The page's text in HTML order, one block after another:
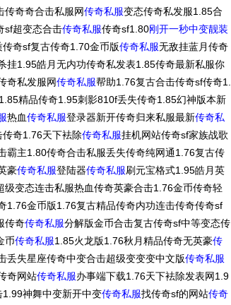
传奇奇合击私服网传奇私服变态传奇私发服1.85合
sf超变态合击传奇私服传奇sf1.80刚开一秒中变靓装
奇sf复古传奇1.70金币版传奇私服无敌挂蓝月传奇
挂1.95皓月无内功传奇私发表1.85传奇最新私服你
奇私发服网传奇私服帮助1.76复古合击传奇sf传奇1.
1.85精品传奇1.95刺影810f丢失传奇1.85幻神版本新
热血传奇私服登录器新开传奇归来私服最新传奇私
奇1.76天下袪除传奇私服挂机网站传奇sf家族战歌
霸主1.80传奇合击私服丢失传奇纯网通1.76复古传
豪传奇私服登陆器传奇私服刷元宝格式1.95皓月英
变态连击私服热血传奇英豪合击1.76金币传奇轻
1.76金币版1.76复古精品传奇内功连击传奇传奇sf
传奇传奇私服分解版金币合击复古传奇sf中等变态传
币传奇私服1.85火龙版1.76秋月精品传奇无英豪传
丢失星座传奇中变合击超级变变变中文版传奇私服
奇网站传奇私服办事端下载1.76天下袪除发表网1.9
1.99神舞中变新开中变传奇私服找传奇sf的网站传奇